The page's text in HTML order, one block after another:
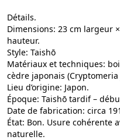
Détails.
Dimensions: 23 cm largeur
hauteur.
Style: Taishō
Matériaux et techniques:
cèdre japonais
Lieu d’origine: Japon.
Époque: Taishō tardif –
Date de fabrication: circa
État: Bon. Usure cohérente
naturelle.